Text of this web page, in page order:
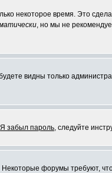
некоторое время. Это
, но мы не
видны только
Я забыл пароль, следуйте
форумы требуют,